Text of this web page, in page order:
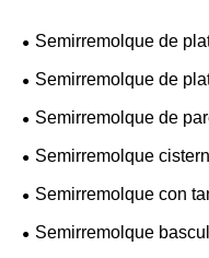
Semirremolque de
Semirremolque de
Semirremolque de
Semirremolque
Semirremolque con
Semirremolque